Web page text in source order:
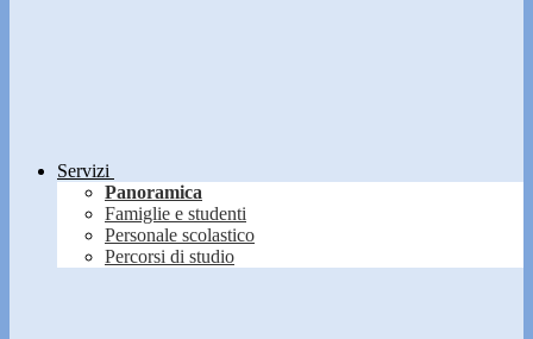
Servizi
Panoramica
Famiglie e studenti
Personale scolastico
Percorsi di studio